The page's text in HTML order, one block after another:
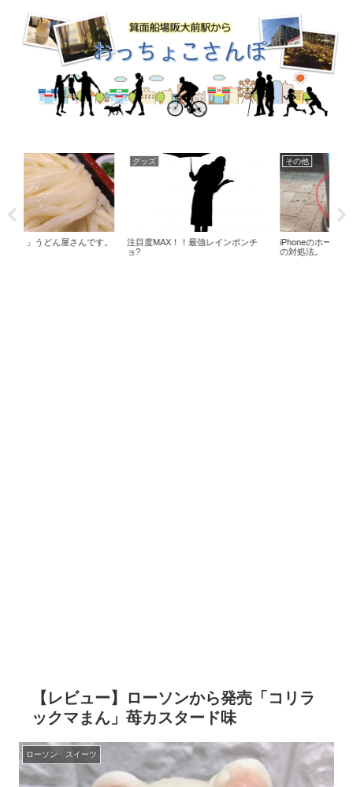
グッズ
注目度MAX！！最強レインポンチ
その他
iPhoneのホームボタンが利かない時
【レビュー】ローソンから発売「コリラ
ックマまん」苺カスタード味
ローソン スイーツ